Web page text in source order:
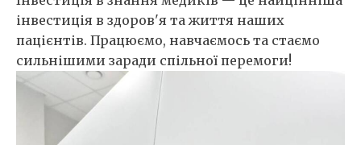
інвестиція в здоров'я та життя наших
пацієнтів. Працюємо, навчаємось та стаємо
сильнішими заради спільної перемоги!